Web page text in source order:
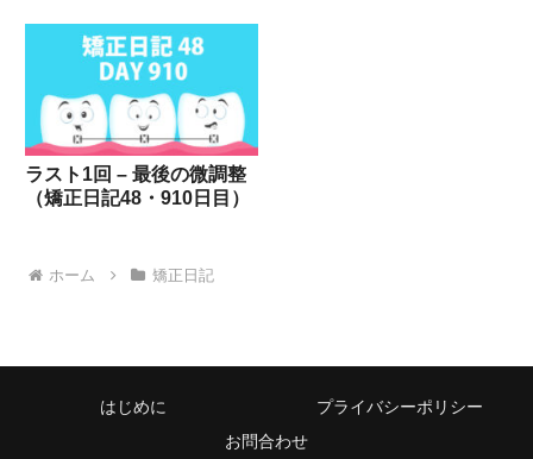
ラスト1回 – 最後の微調整
（矯正日記48・910日目）
ホーム 矯正日記
はじめに
プライバシーポリシー
お問合わせ